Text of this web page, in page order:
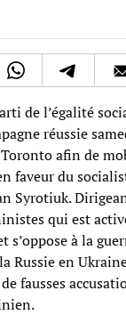
de l’égalité
réussie
Toronto afin de
faveur du
Syrotiuk.
qui est
à la
Russie en
fausses